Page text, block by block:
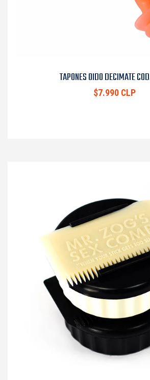
TAPONES OIDO DECIMATE
$7.990 CLP